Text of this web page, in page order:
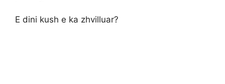
E dini kush e ka zhvilluar?